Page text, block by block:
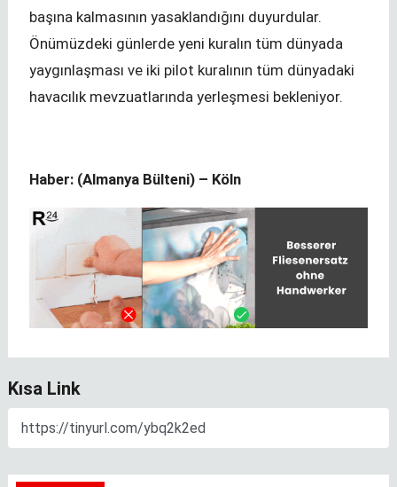
başına kalmasının yasaklandığını duyurdular.
Önümüzdeki günlerde yeni kuralın tüm dünyada
yaygınlaşması ve iki pilot kuralının tüm dünyadaki
havacılık mevzuatlarında yerleşmesi bekleniyor.
Haber: (Almanya Bülteni) – Köln
Kısa Link